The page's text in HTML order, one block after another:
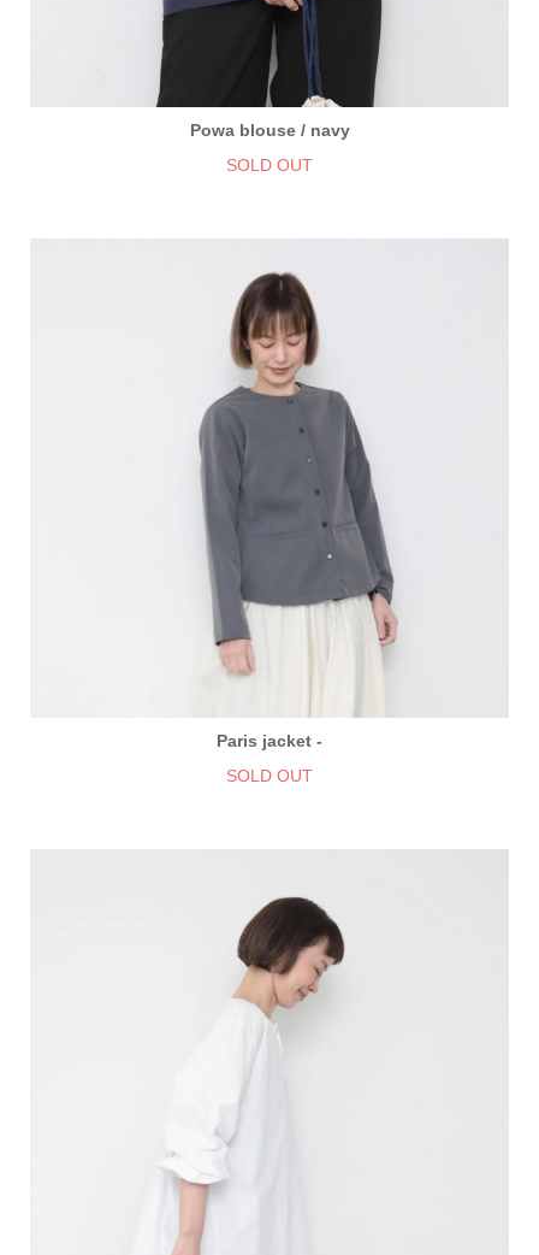
Powa blouse / navy
SOLD OUT
Paris jacket -
SOLD OUT